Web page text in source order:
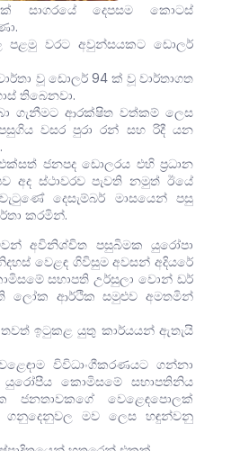
සාගරයේ දෙපසම කොටස්
පළමු වරට අවුන්සයකට ඩොලර්
වූ ඩොලර් 94 ක් වූ වාර්තාගත
තිබෙනවා.
ගැනීමට ආරක්ෂිත වත්කම් ලෙස
වසර පුරා රන් සහ රිදී යන
ජනපද ඩොලරය එහි ප්‍රධාන
අද ස්ථාවරව පැවති නමුත් ඊයේ
දෙසැම්බර් මාසයෙන් පසු
කරමින්.
අවිනිශ්චිත පසුබිමක යුරෝපා
වෙළඳ ගිවිසුම අවසන් අදියරේ
සභාපති උර්සුලා වොන් ඩර්
ලෝක ආර්ථික සමුළුව අමතමින්
ඉටුකළ යුතු කාර්යයන් ඇතැයි
විවිධාංගීකරණයට ගන්නා
යුරෝපීය කොමිසමේ සභාපතිනිය
ජනතාවකගේ වෙළෙඳපොලක්
මව ලෙස හඳුන්වනු